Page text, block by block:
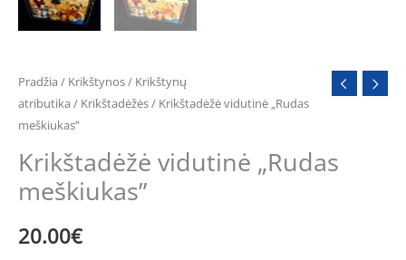
Pradžia / Krikštynos/ Krikštynų
atributika / Krikštadėžės/ Krikštadėžė vidutinė „Rudas
meškiukas”
Krikštadėžė vidutinė „Rudas
meškiukas”
20.00€